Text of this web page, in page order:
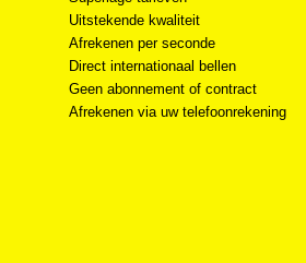
Uitstekende kwaliteit
Afrekenen per seconde
Direct internationaal bellen
Geen abonnement of contract
Afrekenen via uw telefoonrekening